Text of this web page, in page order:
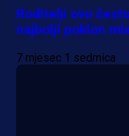
Roditelji ovo
najbolji poklon
7 mjesec 1 sedmica